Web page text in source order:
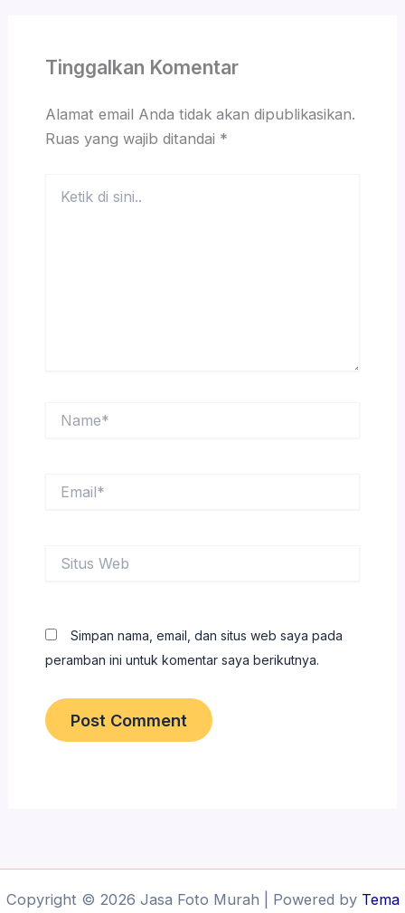
Tinggalkan Komentar
Alamat email Anda tidak akan dipublikasikan.
Ruas yang wajib ditandai *
Web
Simpan nama, email, dan situs web saya pada
peramban ini untuk komentar saya berikutnya.
Copyright © 2026 Jasa Foto Murah | Powered by Tema